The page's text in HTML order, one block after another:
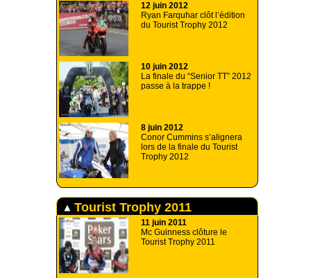
12 juin 2012
Ryan Farquhar clôt l’édition
du Tourist Trophy 2012
10 juin 2012
La finale du “Senior TT” 2012
passe à la trappe !
8 juin 2012
Conor Cummins s’alignera
lors de la finale du Tourist
Trophy 2012
Tourist Trophy 2011
11 juin 2011
Mc Guinness clôture le
Tourist Trophy 2011